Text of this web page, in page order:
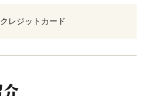
クレジットカード